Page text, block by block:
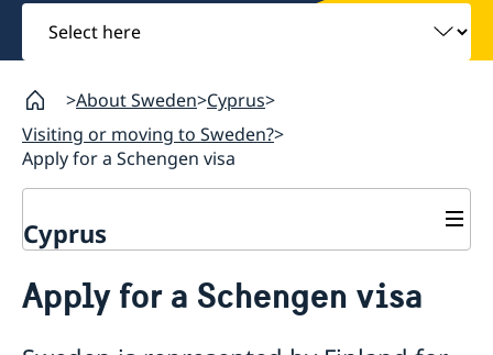
Select
here
About Sweden Cyprus
Visiting or moving to Sweden?
Apply for a Schengen visa
Cyprus
Visiting Sweden
Apply for a Schengen visa